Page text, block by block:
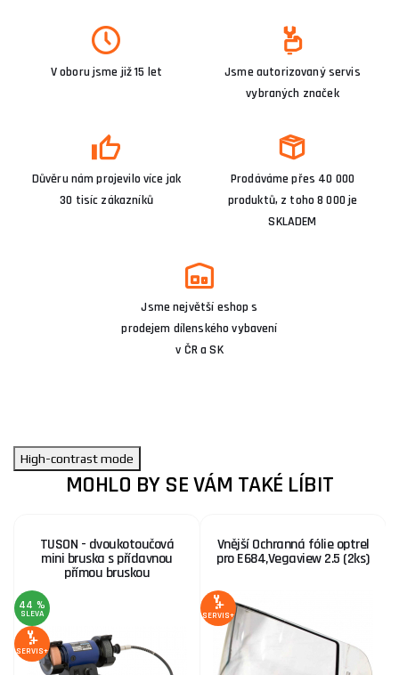
V oboru jsme již 15 let
Jsme autorizovaný servis
vybraných značek
Důvěru nám projevilo více jak
30 tisíc zákazníků
Prodáváme přes 40 000
produktů, z toho 8 000 je
SKLADEM
Jsme největší eshop s
prodejem dílenského vybavení
v ČR a SK
High-contrast mode
MOHLO BY SE VÁM TAKÉ LÍBIT
TUSON - dvoukotoučová
mini bruska s přídavnou
přímou bruskou
44 %
SLEVA
SERVIS+
Vnější Ochranná fólie optrel
pro E684,Vegaview 2.5 (2ks)
SERVIS+